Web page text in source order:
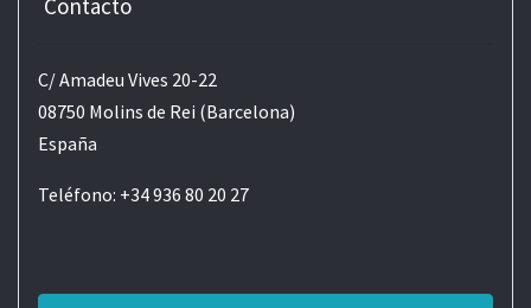
Contacto
C/ Amadeu Vives 20-22
08750 Molins de Rei (Barcelona)
España
Teléfono: +34 936 80 20 27